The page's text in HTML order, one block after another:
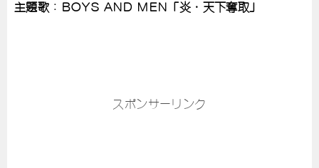
主題歌：BOYS AND MEN「炎・天下奪取」
スポンサーリンク